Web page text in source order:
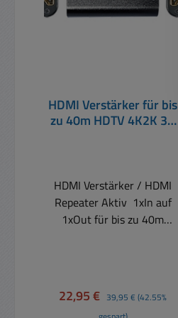
HDMI Verstärker für bis
zu 40m HDTV 4K2K 3D
HDMI Verstärker / HDMI
Repeater Aktiv 1xIn auf
1xOut für bis zu 40m
maximale Leitungslänge von
Verkaufspreis:
22,95 € Regulärer Preis:
39,95 € (42.55%